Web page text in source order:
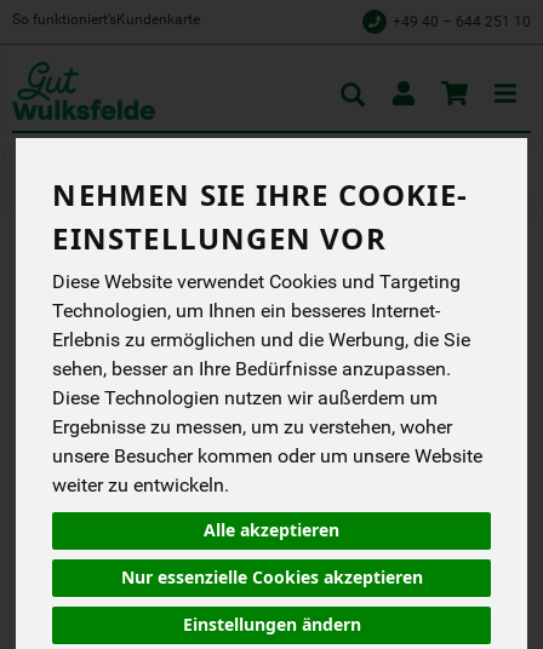
NEHMEN SIE IHRE COOKIE-
EINSTELLUNGEN VOR
Diese Website verwendet Cookies und Targeting
Technologien, um Ihnen ein besseres Internet-
Erlebnis zu ermöglichen und die Werbung, die Sie
sehen, besser an Ihre Bedürfnisse anzupassen.
Diese Technologien nutzen wir außerdem um
Ergebnisse zu messen, um zu verstehen, woher
unsere Besucher kommen oder um unsere Website
weiter zu entwickeln.
Alle akzeptieren
Nur essenzielle Cookies akzeptieren
Einstellungen ändern
So funktioniert’s Kundenkarte +49 40 – 644 251 10
CURRYPULVER, MILD
Zum Würzen von
Reisgerichten, Gemüse,
Fleisch und mehr.
EG
DE-ÖKO-001
(69,80 € / kg)
inkl. 7% MwSt.
50 g
Anzahl
Toggle
cart